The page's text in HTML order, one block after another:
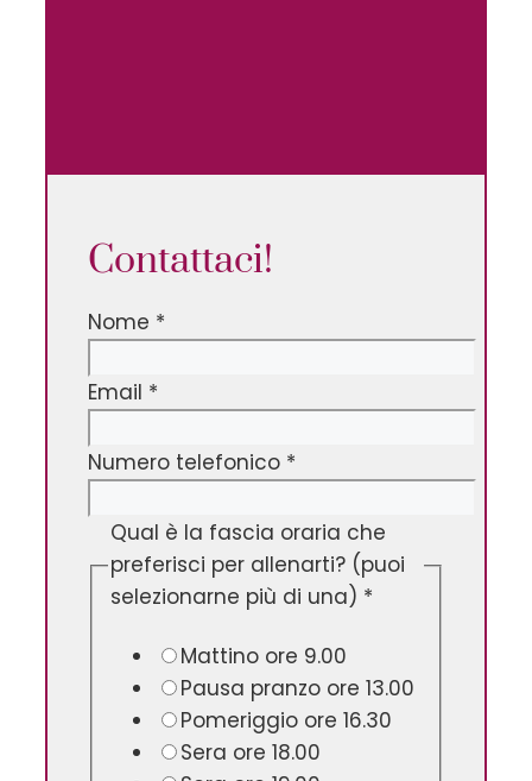
Contattaci!
Nome *
Email *
Numero telefonico *
Qual è la fascia oraria che
preferisci per allenarti? (puoi
selezionarne più di una) *
Mattino ore 9.00
Pausa pranzo ore 13.00
Pomeriggio ore 16.30
Sera ore 18.00